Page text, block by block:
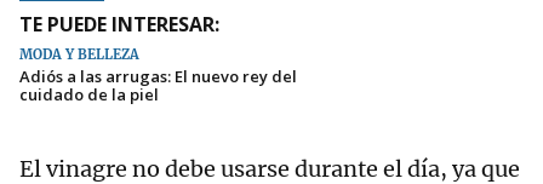
TE PUEDE INTERESAR:
MODA Y BELLEZA
Adiós a las arrugas: El nuevo rey del
cuidado de la piel
El vinagre no debe usarse durante el día, ya que